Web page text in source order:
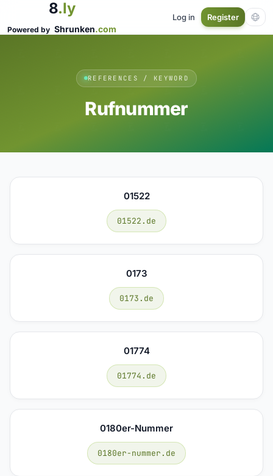
8.ly
Powered by Shrunken.com
Log in Register
REFERENCES / KEYWORD
Rufnummer
01522
01522.de
0173
0173.de
01774
01774.de
0180er-Nummer
0180er-nummer.de